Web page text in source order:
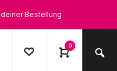
deiner Bestellung
0